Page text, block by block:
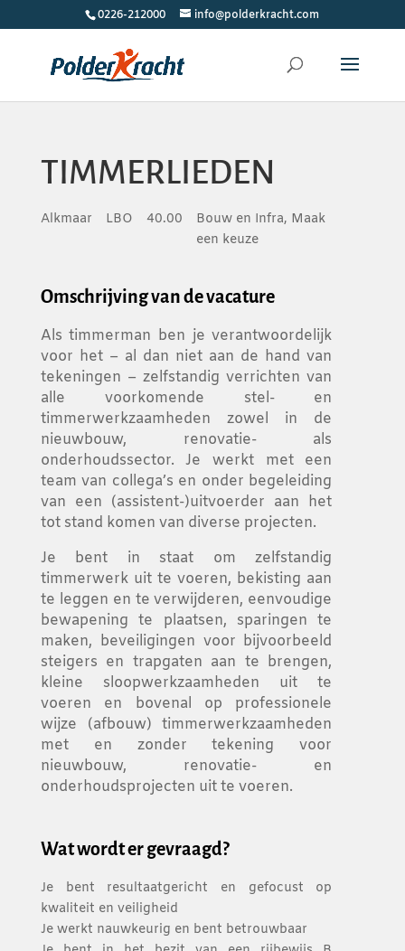
0226-212000 info@polderkracht.com
TIMMERLIEDEN
Alkmaar LBO 40.00
Bouw en Infra, Maak
een keuze
Omschrijving van de vacature
Als timmerman ben je verantwoordelijk
voor het – al dan niet aan de hand van
tekeningen – zelfstandig verrichten van
alle voorkomende stel- en
timmerwerkzaamheden zowel in de
nieuwbouw, renovatie- als
onderhoudssector. Je werkt met een
team van collega’s en onder begeleiding
van een (assistent-)uitvoerder aan het
tot stand komen van diverse projecten.
Je bent in staat om zelfstandig
timmerwerk uit te voeren, bekisting aan
te leggen en te verwijderen, eenvoudige
bewapening te plaatsen, sparingen te
maken, beveiligingen voor bijvoorbeeld
steigers en trapgaten aan te brengen,
kleine sloopwerkzaamheden uit te
voeren en bovenal op professionele
wijze (afbouw) timmerwerkzaamheden
met en zonder tekening voor
nieuwbouw, renovatie- en
onderhoudsprojecten uit te voeren.
Wat wordt er gevraagd?
Je bent resultaatgericht en gefocust op
kwaliteit en veiligheid
Je werkt nauwkeurig en bent betrouwbaar